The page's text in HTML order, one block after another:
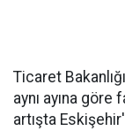
Ticaret
aynı ayına
artışta